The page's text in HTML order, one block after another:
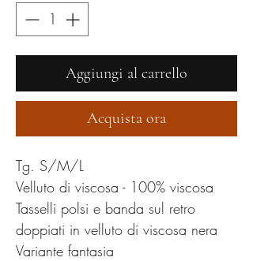
Aggiungi al carrello
Acquista ora
Tg. S/M/L
Velluto di viscosa - 100% viscosa
Tasselli polsi e banda sul retro
doppiati in velluto di viscosa nera
Variante fantasia